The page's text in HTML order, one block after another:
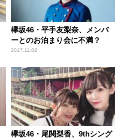
欅坂46・平手友梨奈、メンバ
ーとのお泊まり会に不満？
2017.11.02
欅坂46・尾関梨香、9thシング